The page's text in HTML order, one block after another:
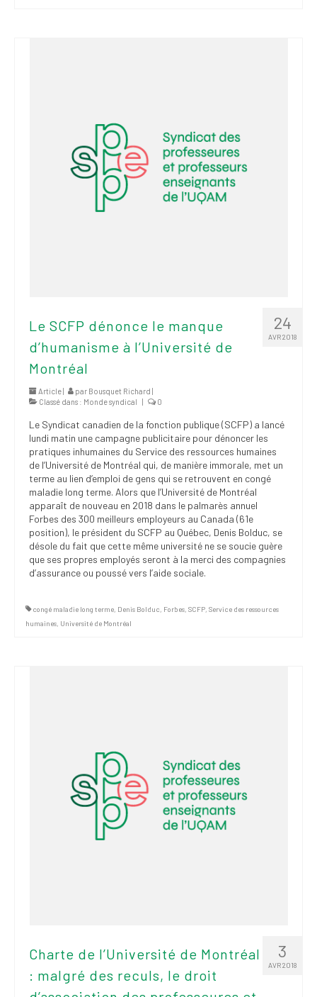
24
AVR 2018
Le SCFP dénonce le manque
d’humanisme à l’Université de
Montréal
Article | par Bousquet Richard |
Classé dans : Monde syndical | 0
Le Syndicat canadien de la fonction publique (SCFP) a lancé
lundi matin une campagne publicitaire pour dénoncer les
pratiques inhumaines du Service des ressources humaines
de l’Université de Montréal qui, de manière immorale, met un
terme au lien d’emploi de gens qui se retrouvent en congé
maladie long terme. Alors que l’Université de Montréal
apparaît de nouveau en 2018 dans le palmarès annuel
Forbes des 300 meilleurs employeurs au Canada (61e
position), le président du SCFP au Québec, Denis Bolduc, se
désole du fait que cette même université ne se soucie guère
que ses propres employés seront à la merci des compagnies
d’assurance ou poussé vers l’aide sociale.
congé maladie long terme, Denis Bolduc, Forbes, SCFP, Service des ressources
humaines, Université de Montréal
3
AVR 2018
Charte de l’Université de Montréal
: malgré des reculs, le droit